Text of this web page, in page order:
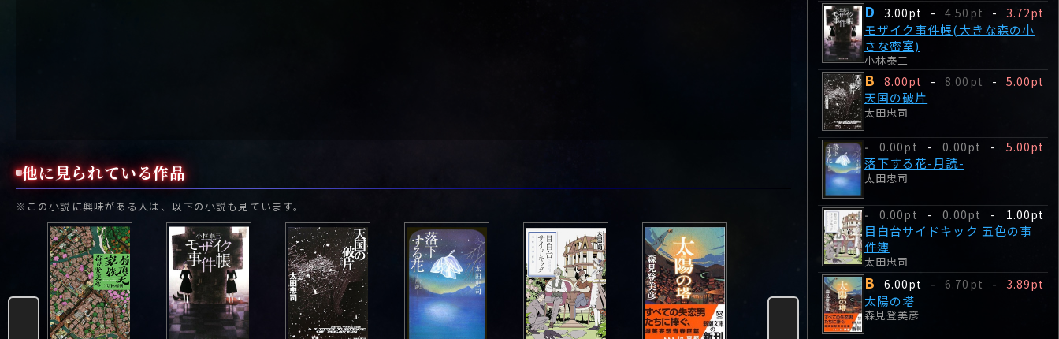
他に見られている作品
※この小説に興味がある人は、以下の小説も見ています。
D 3.00pt - 4.50pt - 3.72pt
モザイク事件帳(大きな森の小
さな密室)
小林泰三
B 8.00pt - 8.00pt - 5.00pt
天国の破片
太田忠司
- 0.00pt - 0.00pt - 5.00pt
落下する花-月読-
太田忠司
- 0.00pt - 0.00pt - 1.00pt
目白台サイドキック 五色の事
件簿
太田忠司
B 6.00pt - 6.70pt - 3.89pt
太陽の塔
森見登美彦